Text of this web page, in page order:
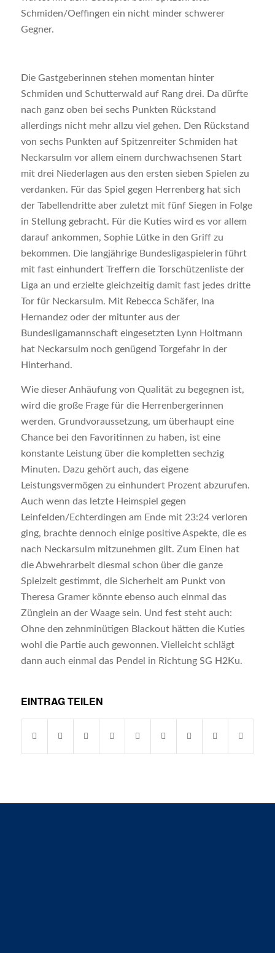
Schmiden/Oeffingen ein nicht minder schwerer
Gegner.
Die Gastgeberinnen stehen momentan hinter
Schmiden und Schutterwald auf Rang drei. Da dürfte
nach ganz oben bei sechs Punkten Rückstand
allerdings nicht mehr allzu viel gehen. Den Rückstand
von sechs Punkten auf Spitzenreiter Schmiden hat
Neckarsulm vor allem einem durchwachsenen Start
mit drei Niederlagen aus den ersten sieben Spielen zu
verdanken. Für das Spiel gegen Herrenberg hat sich
der Tabellendritte aber zuletzt mit fünf Siegen in Folge
in Stellung gebracht. Für die Kuties wird es vor allem
darauf ankommen, Sophie Lütke in den Griff zu
bekommen. Die langjährige Bundesligaspielerin führt
mit fast einhundert Treffern die Torschützenliste der
Liga an und erzielte gleichzeitig damit fast jedes dritte
Tor für Neckarsulm. Mit Rebecca Schäfer, Ina
Hernandez oder der mitunter aus der
Bundesligamannschaft eingesetzten Lynn Holtmann
hat Neckarsulm noch genügend Torgefahr in der
Hinterhand.
Wie dieser Anhäufung von Qualität zu begegnen ist,
wird die große Frage für die Herrenbergerinnen
werden. Grundvoraussetzung, um überhaupt eine
Chance bei den Favoritinnen zu haben, ist eine
konstante Leistung über die kompletten sechzig
Minuten. Dazu gehört auch, das eigene
Leistungsvermögen zu einhundert Prozent abzurufen.
Auch wenn das letzte Heimspiel gegen
Leinfelden/Echterdingen am Ende mit 23:24 verloren
ging, brachte dennoch einige positive Aspekte, die es
nach Neckarsulm mitzunehmen gilt. Zum Einen hat
die Abwehrarbeit diesmal schon über die ganze
Spielzeit gestimmt, die Sicherheit am Punkt von
Theresa Gramer könnte ebenso auch einmal das
Zünglein an der Waage sein. Und fest steht auch:
Ohne den zehnminütigen Blackout hätten die Kuties
wohl die Partie auch gewonnen. Vielleicht schlägt
dann auch einmal das Pendel in Richtung SG H2Ku.
EINTRAG TEILEN